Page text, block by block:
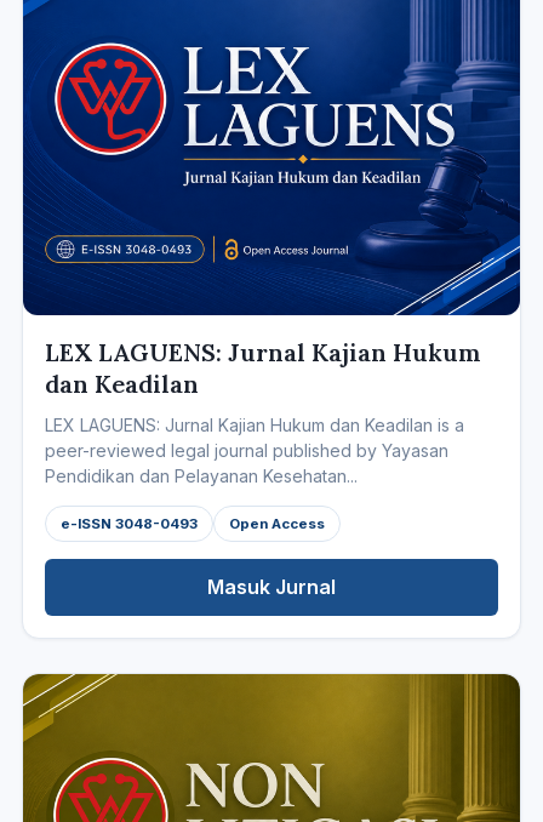
LEX LAGUENS: Jurnal Kajian Hukum
dan Keadilan
LEX LAGUENS: Jurnal Kajian Hukum dan Keadilan is a
peer-reviewed legal journal published by Yayasan
Pendidikan dan Pelayanan Kesehatan...
e-ISSN 3048-0493 Open Access
Masuk Jurnal